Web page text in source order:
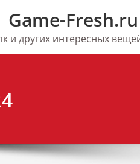
Fresh.ru
и других интересных